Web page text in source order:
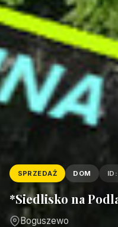
SPRZEDAŻ DOM
*Siedlisko na
Boguszewo